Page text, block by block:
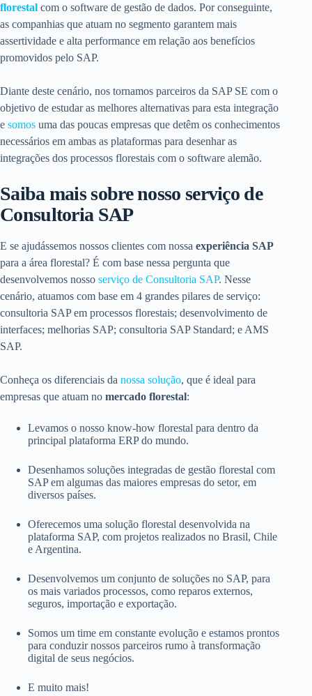
florestal com o software de gestão de dados. Por conseguinte,
as companhias que atuam no segmento garantem mais
assertividade e alta performance em relação aos benefícios
promovidos pelo SAP.
Diante deste cenário, nos tornamos parceiros da SAP SE com o
objetivo de estudar as melhores alternativas para esta integração
e somos uma das poucas empresas que detêm os conhecimentos
necessários em ambas as plataformas para desenhar as
integrações dos processos florestais com o software alemão.
Saiba mais sobre nosso serviço de
Consultoria SAP
E se ajudássemos nossos clientes com nossa experiência SAP
para a área florestal? É com base nessa pergunta que
desenvolvemos nosso serviço de Consultoria SAP. Nesse
cenário, atuamos com base em 4 grandes pilares de serviço:
consultoria SAP em processos florestais; desenvolvimento de
interfaces; melhorias SAP; consultoria SAP Standard; e AMS
SAP.
Conheça os diferenciais da nossa solução, que é ideal para
empresas que atuam no mercado florestal:
Levamos o nosso know-how florestal para dentro da
principal plataforma ERP do mundo.
Desenhamos soluções integradas de gestão florestal com
SAP em algumas das maiores empresas do setor, em
diversos países.
Oferecemos uma solução florestal desenvolvida na
plataforma SAP, com projetos realizados no Brasil, Chile
e Argentina.
Desenvolvemos um conjunto de soluções no SAP, para
os mais variados processos, como reparos externos,
seguros, importação e exportação.
Somos um time em constante evolução e estamos prontos
para conduzir nossos parceiros rumo à transformação
digital de seus negócios.
E muito mais!